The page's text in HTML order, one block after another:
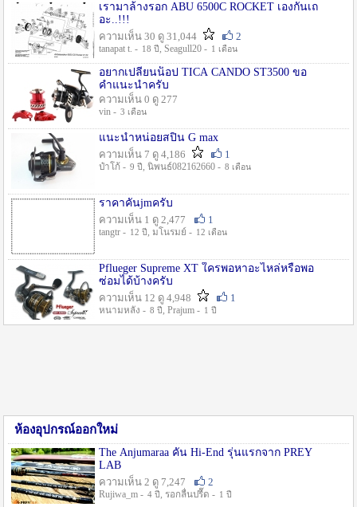
เรามาล้างรอก ABU 6500C ROCKET เองกันเถ
อะ..!!!
ความเห็น 30 ดู 31,044
2
tanapat t. - 18 ปี , Seagull20 - 1 เดือน
อยากเปลี่ยนน็อป TICA CANDO ST3500 ขอ
คำแนะนำครับ
ความเห็น 0 ดู 277
vin - 3 เดือน
แนะนำหน่อยสปิน G max
ความเห็น 7 ดู 4,186
1
ป๋าโก้ - 9 ปี , นิพนธ์082162660 - 8 เดือน
ราคาคันjmครับ
ความเห็น 1 ดู 2,477
1
tangtr - 12 ปี , มโนรมย์ - 12 เดือน
Pflueger Supreme XT ใครพอหาอะไหล่หรือพอ
ซ่อมได้บ้างครับ
ความเห็น 12 ดู 4,948
1
หนามหลัง - 8 ปี , Prajum - 1 ปี
ห้องอุปกรณ์ออกใหม่
The Anjumaraa คัน Hi-End รุ่นแรกจาก PREY
LAB
ความเห็น 2 ดู 7,247
2
Rujiwa_m - 4 ปี , รอกลื่นปรื๊ด - 1 ปี